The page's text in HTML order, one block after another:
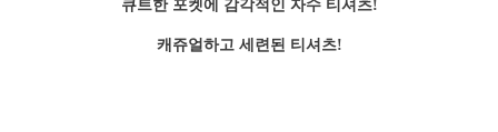
큐트한 포켓에 감각적인 자수 티셔츠!
캐쥬얼하고 세련된 티셔츠!